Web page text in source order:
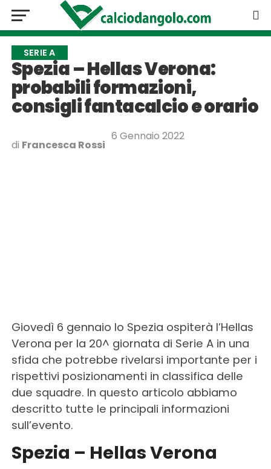
SERIE A
Spezia – Hellas Verona:
probabili formazioni,
consigli fantacalcio e orario
di Francesca Rossi
6 Gennaio 2022
Giovedì 6 gennaio lo Spezia ospiterà l’Hellas
Verona per la 20^ giornata di Serie A in una
sfida che potrebbe rivelarsi importante per i
rispettivi posizionamenti in classifica delle
due squadre. In questo articolo abbiamo
descritto tutte le principali informazioni
sull’evento.
Spezia – Hellas Verona